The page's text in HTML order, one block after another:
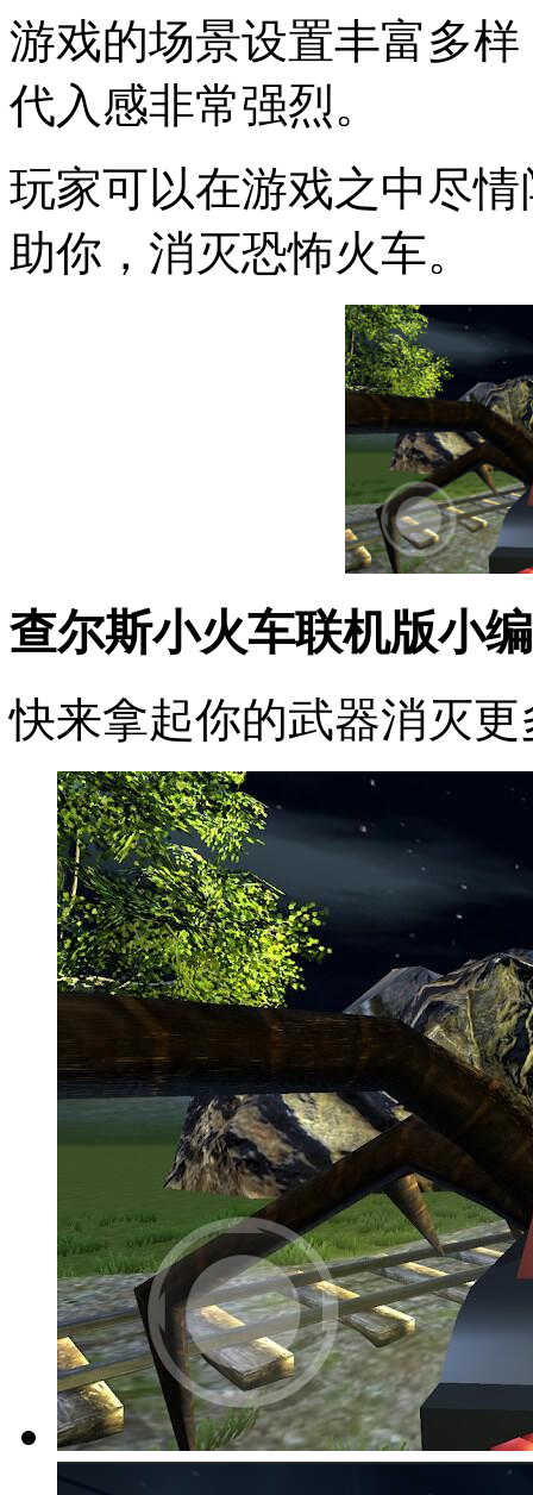
游戏的场景设置丰富多
代入感非常强烈。
玩家可以在游戏之中尽
助你，消灭恐怖火车。
查尔斯小火车联机版小
快来拿起你的武器消灭